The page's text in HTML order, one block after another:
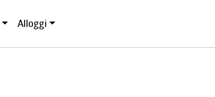
Alloggi